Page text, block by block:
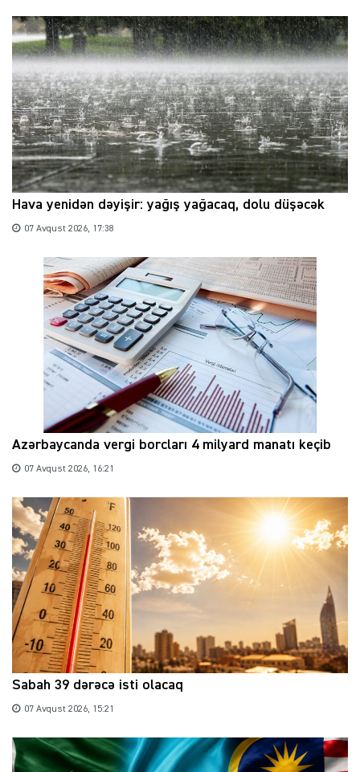
Hava yenidən dəyişir: yağış yağacaq, dolu düşəcək
07 Avqust 2026, 17:38
Azərbaycanda vergi borcları 4 milyard manatı keçib
07 Avqust 2026, 16:21
Sabah 39 dərəcə isti olacaq
07 Avqust 2026, 15:21